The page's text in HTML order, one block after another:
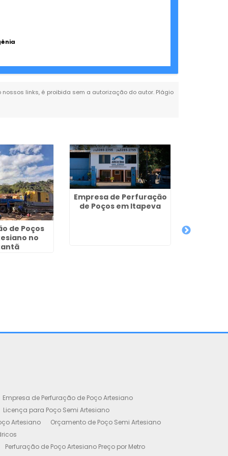
links, é proibida sem a autorização do autor. Plágio
de Poços
no
Empresa de Perfuração
de Poços em Itapeva
Empresa de Perfuração de Poço Artesiano
Licença para Poço Semi Artesiano
Artesiano
Orçamento de Poço Semi Artesiano
Perfuração de Poço Artesiano Preço por Metro